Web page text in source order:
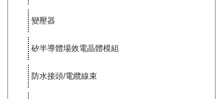
變壓器
矽半導體場效電晶體模組
防水接頭/電纜線束